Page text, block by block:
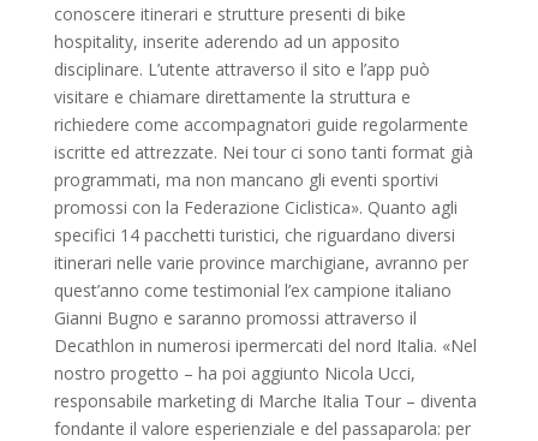
conoscere itinerari e strutture presenti di bike
hospitality, inserite aderendo ad un apposito
disciplinare. L’utente attraverso il sito e l’app può
visitare e chiamare direttamente la struttura e
richiedere come accompagnatori guide regolarmente
iscritte ed attrezzate. Nei tour ci sono tanti format già
programmati, ma non mancano gli eventi sportivi
promossi con la Federazione Ciclistica». Quanto agli
specifici 14 pacchetti turistici, che riguardano diversi
itinerari nelle varie province marchigiane, avranno per
quest’anno come testimonial l’ex campione italiano
Gianni Bugno e saranno promossi attraverso il
Decathlon in numerosi ipermercati del nord Italia. «Nel
nostro progetto – ha poi aggiunto Nicola Ucci,
responsabile marketing di Marche Italia Tour – diventa
fondante il valore esperienziale e del passaparola: per